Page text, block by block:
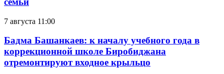
7 августа 11:00
Бадма Башанкаев: к началу учебного года в
коррекционной школе Биробиджана
отремонтируют входное крыльцо